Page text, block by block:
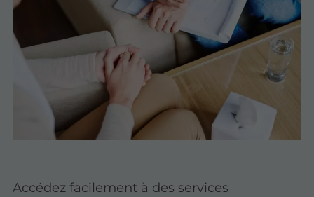
Accédez facilement à des services